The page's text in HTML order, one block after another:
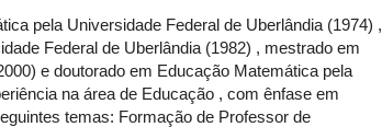
pela Universidade Federal de Uberlândia (1974) ,
Federal de Uberlândia (1982) , mestrado em
e doutorado em Educação Matemática pela
na área de Educação , com ênfase em
temas: Formação de Professor de